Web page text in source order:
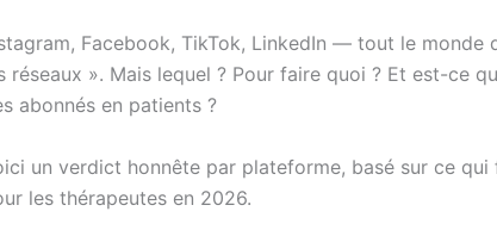
Facebook, TikTok, LinkedIn — tout le monde
réseaux ». Mais lequel ? Pour faire quoi ? Et est-ce
abonnés en patients ?
un verdict honnête par plateforme, basé sur ce qui
les thérapeutes en 2026.